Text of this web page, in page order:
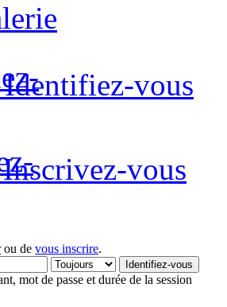
Identifiez-vous
Inscrivez-vous
ou de vous inscrire.
mot de passe et durée de la session